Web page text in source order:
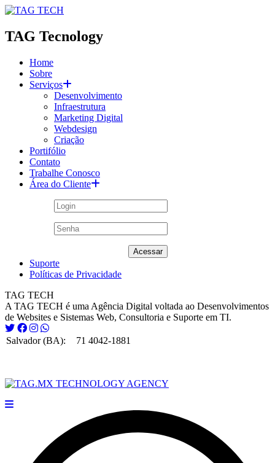
TAG Tecnology
Home
Sobre
Serviços
Desenvolvimento
Infraestrutura
Marketing Digital
Webdesign
Criação
Portifólio
Contato
Trabalhe Conosco
Área do Cliente
Acessar
Suporte
Políticas de Privacidade
TAG TECH
A TAG TECH é uma Agência Digital voltada ao Desenvolvimentos
de Websites e Sistemas Web, Consultoria e Suporte em TI.
Salvador (BA): 71 4042-1881